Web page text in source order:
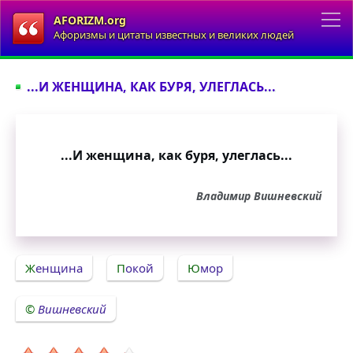
AFORIZM.org
Афоризмы и цитаты известных и великих людей
...И ЖЕНЩИНА, КАК БУРЯ, УЛЕГЛАСЬ...
...И женщина, как буря, улеглась...
Владимир Вишневский
Женщина Покой Юмор
Вишневский